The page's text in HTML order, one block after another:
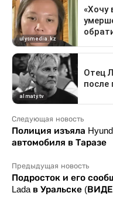
Следующая новость
Полиция изъяла
автомобиля в Таразе
Предыдущая новость
Подросток и его
Lada в Уральске